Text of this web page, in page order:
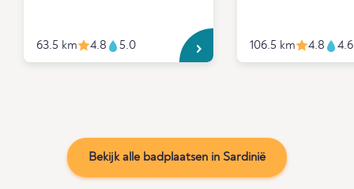
63.5 km 4.8 5.0 106.5 km 4.8 4.6
Bekijk alle badplaatsen in Sardinië